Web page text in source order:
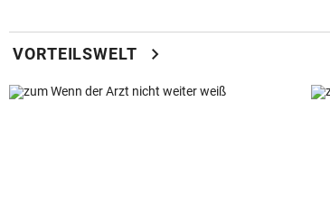
VORTEILSWELT chevron_right